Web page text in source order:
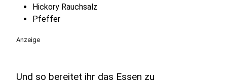
Hickory Rauchsalz
Pfeffer
Anzeige
Und so bereitet ihr das Essen zu